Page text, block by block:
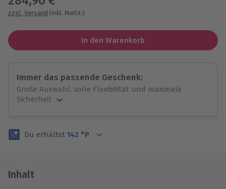
zzgl. Versand (inkl. MwSt.)
In den Warenkorb
Immer das passende Geschenk:
Große Auswahl, volle Flexibilität und maximale
Sicherheit
Volle Flexibilität
3 Jahre gültig & verlängerbar.
Du erhältst 142 °P
Inhalt